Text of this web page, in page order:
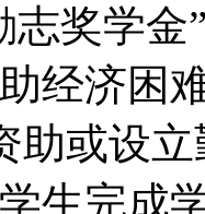
志奖学
经济困
助或设
学生完